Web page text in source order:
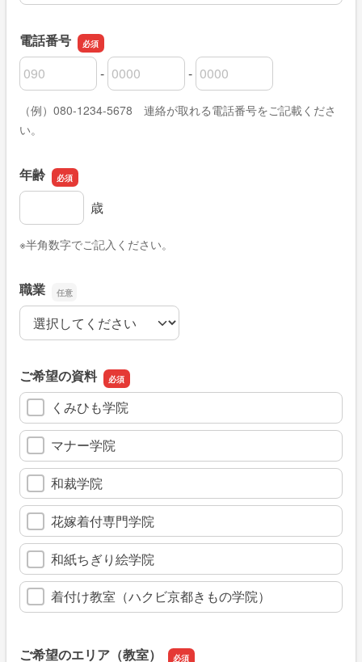
電話番号
電話番号の市外局番
-
電話番号の市内局番 -
電話番号の加入者番号
（例）080-1234-5678 連絡が取れる電話番号をご記載くださ
い。
年齢
年齢
歳
※半角数字でご記入ください。
職業
職業
ご希望の資料
くみひも学院
マナー学院
和裁学院
花嫁着付専門学院
和紙ちぎり絵学院
着付け教室（ハクビ京都きもの学院）
ご希望のエリア（教室）